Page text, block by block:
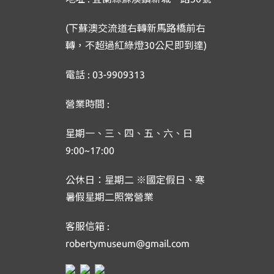
(下蘇澳交流道右轉新馬路橋前右
轉，不超過紅綠燈30公尺即到達)
電話 : 03-9909313
營業時間 :
星期一、三、四、五、六、日
9:00~17:00
公休日：星期二 ※國定假日、寒
暑假星期二照常營業
客服信箱 :
robertymuseum@gmail.com